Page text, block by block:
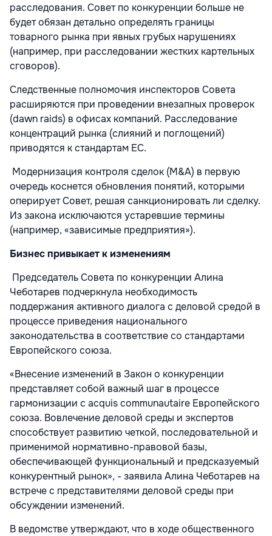
расследования. Совет по конкуренции больше не
будет обязан детально определять границы
товарного рынка при явных грубых нарушениях
(например, при расследовании жестких картельных
сговоров).
Следственные полномочия инспекторов Совета
расширяются при проведении внезапных проверок
(dawn raids) в офисах компаний. Расследование
концентраций рынка (слияний и поглощений)
приводятся к стандартам ЕС.
Модернизация контроля сделок (M&A) в первую
очередь коснется обновления понятий, которыми
оперирует Совет, решая санкционировать ли сделку.
Из закона исключаются устаревшие термины
(например, «зависимые предприятия»).
Бизнес привыкает к изменениям
Председатель Совета по конкуренции Алина
Чеботарев подчеркнула необходимость
поддержания активного диалога с деловой средой в
процессе приведения национального
законодательства в соответствие со стандартами
Европейского союза.
«Внесение изменений в Закон о конкуренции
представляет собой важный шаг в процессе
гармонизации с acquis communautaire Европейского
союза. Вовлечение деловой среды и экспертов
способствует развитию четкой, последовательной и
применимой нормативно-правовой базы,
обеспечивающей функциональный и предсказуемый
конкурентный рынок», - заявила Алина Чеботарев на
встрече с представителями деловой среды при
обсуждении изменений.
В ведомстве утверждают, что в ходе общественного